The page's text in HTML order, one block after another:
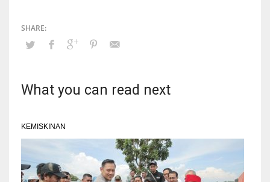
What you can read next
KEMISKINAN